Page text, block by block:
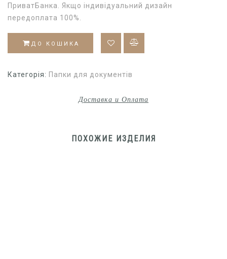
ПриватБанка. Якщо індивідуальний дизайн
передоплата 100%.
ДО КОШИКА
Категорія: Папки для документів
Доставка и Оплата
ПОХОЖИЕ ИЗДЕЛИЯ